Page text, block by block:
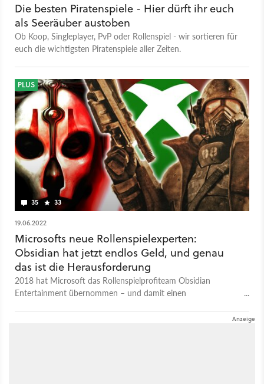
Die besten Piratenspiele - Hier dürft ihr euch
als Seeräuber austoben
Ob Koop, Singleplayer, PvP oder Rollenspiel - wir sortieren für
euch die wichtigsten Piratenspiele aller Zeiten.
35 33
PLUS
19.06.2022
Microsofts neue Rollenspielexperten:
Obsidian hat jetzt endlos Geld, und genau
das ist die Herausforderung
2018 hat Microsoft das Rollenspielprofiteam Obsidian
Entertainment übernommen – und damit einen
Studio seitdem verändert? Drei Chefs standen uns Rede und